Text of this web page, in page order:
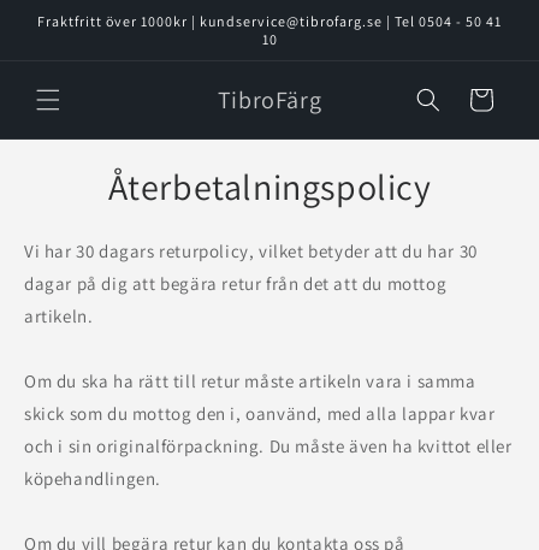
vidare
Fraktfritt över 1000kr | kundservice@tibrofarg.se | Tel 0504 - 50 41
10
TibroFärg Varukorg
Återbetalningspolicy
Vi har 30 dagars returpolicy, vilket betyder att du har 30
dagar på dig att begära retur från det att du mottog
artikeln.
Om du ska ha rätt till retur måste artikeln vara i samma
skick som du mottog den i, oanvänd, med alla lappar kvar
och i sin originalförpackning. Du måste även ha kvittot eller
köpehandlingen.
Om du vill begära retur kan du kontakta oss på